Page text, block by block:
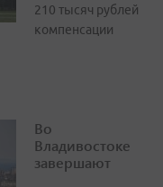
210 тысяч рублей
компенсации
Во
Владивостоке
завершают